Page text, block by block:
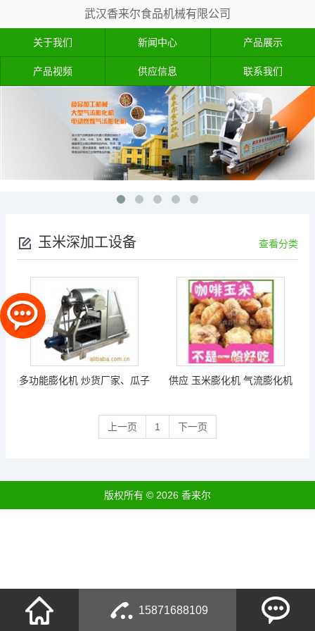
武汉香来尔食品机械有限公司
关于我们 新闻中心 产品展示
产品视频 供应信息 联系我们
玉米深加工设备 查看分类
多功能膨化机 炒货厂家、瓜子 供应 玉米膨化机 气流膨化机
上一页
1 下一页
版权所有 © 2026 香来尔
15871688109